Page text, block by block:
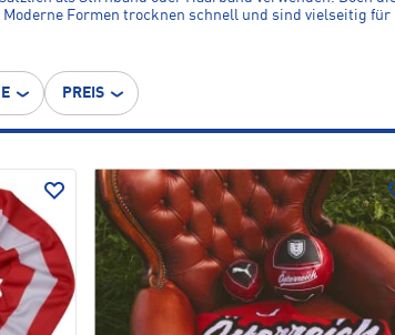
Formen trocknen schnell und sind vielseitig für
PREIS